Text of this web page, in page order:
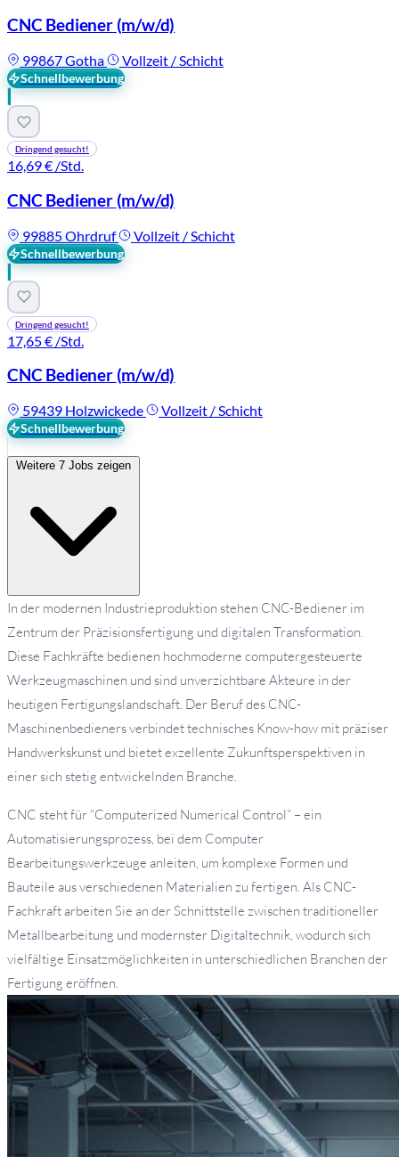
CNC Bediener (m/w/d)
99867 Gotha Vollzeit / Schicht
Schnellbewerbung
Dringend gesucht!
16,69 € /Std.
CNC Bediener (m/w/d)
99885 Ohrdruf Vollzeit / Schicht
Schnellbewerbung
Dringend gesucht!
17,65 € /Std.
CNC Bediener (m/w/d)
59439 Holzwickede Vollzeit / Schicht
Schnellbewerbung
Weitere 7 Jobs zeigen
In der modernen Industrieproduktion stehen CNC-Bediener im
Zentrum der Präzisionsfertigung und digitalen Transformation.
Diese Fachkräfte bedienen hochmoderne computergesteuerte
Werkzeugmaschinen und sind unverzichtbare Akteure in der
heutigen Fertigungslandschaft. Der Beruf des CNC-
Maschinenbedieners verbindet technisches Know-how mit präziser
Handwerkskunst und bietet exzellente Zukunftsperspektiven in
einer sich stetig entwickelnden Branche.
CNC steht für “Computerized Numerical Control” – ein
Automatisierungsprozess, bei dem Computer
Bearbeitungswerkzeuge anleiten, um komplexe Formen und
Bauteile aus verschiedenen Materialien zu fertigen. Als CNC-
Fachkraft arbeiten Sie an der Schnittstelle zwischen traditioneller
Metallbearbeitung und modernster Digitaltechnik, wodurch sich
vielfältige Einsatzmöglichkeiten in unterschiedlichen Branchen der
Fertigung eröffnen.